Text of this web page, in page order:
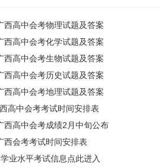
西高中会考物理试题及答案
西高中会考化学试题及答案
西高中会考生物试题及答案
西高中会考历史试题及答案
西高中会考地理试题及答案
高中会考考试时间安排表
西高中会考成绩2月中旬公布
西会考考试时间安排表
业水平考试信息点此进入